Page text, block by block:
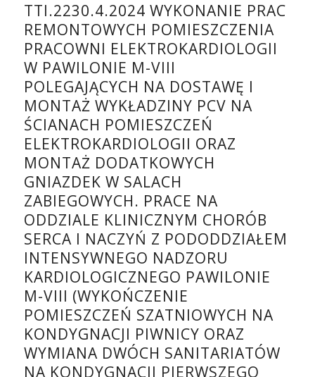
TTI.2230.4.2024 WYKONANIE PRAC
REMONTOWYCH POMIESZCZENIA
PRACOWNI ELEKTROKARDIOLOGII
W PAWILONIE M-VIII
POLEGAJĄCYCH NA DOSTAWĘ I
MONTAŻ WYKŁADZINY PCV NA
ŚCIANACH POMIESZCZEŃ
ELEKTROKARDIOLOGII ORAZ
MONTAŻ DODATKOWYCH
GNIAZDEK W SALACH
ZABIEGOWYCH. PRACE NA
ODDZIALE KLINICZNYM CHORÓB
SERCA I NACZYŃ Z PODODDZIAŁEM
INTENSYWNEGO NADZORU
KARDIOLOGICZNEGO PAWILONIE
M-VIII (WYKOŃCZENIE
POMIESZCZEŃ SZATNIOWYCH NA
KONDYGNACJI PIWNICY ORAZ
WYMIANA DWÓCH SANITARIATÓW
NA KONDYGNACJI PIERWSZEGO